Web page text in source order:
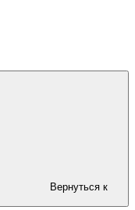
Вернуться к